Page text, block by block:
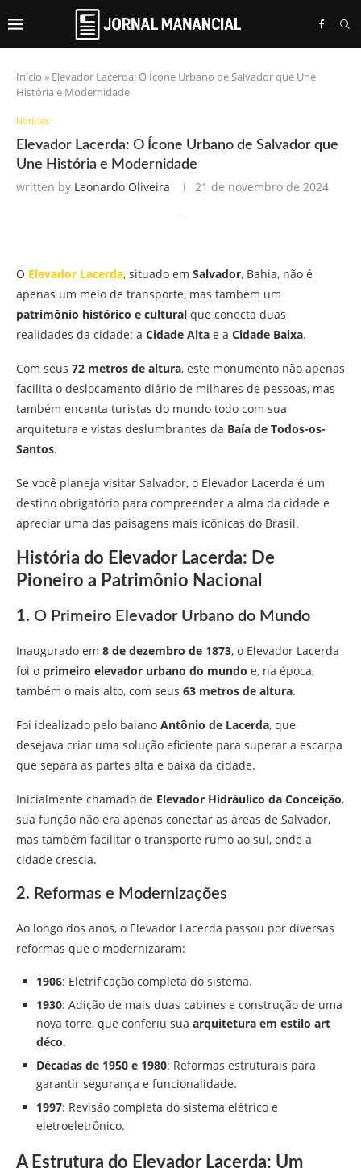
Início » Elevador Lacerda: O Ícone Urbano de Salvador que Une
História e Modernidade
Notícias
Elevador Lacerda: O Ícone Urbano de Salvador que
Une História e Modernidade
written by Leonardo Oliveira 21 de novembro de 2024
O Elevador Lacerda, situado em Salvador, Bahia, não é
apenas um meio de transporte, mas também um
patrimônio histórico e cultural que conecta duas
realidades da cidade: a Cidade Alta e a Cidade Baixa.
Com seus 72 metros de altura, este monumento não apenas
facilita o deslocamento diário de milhares de pessoas, mas
também encanta turistas do mundo todo com sua
arquitetura e vistas deslumbrantes da Baía de Todos-os-
Santos.
Se você planeja visitar Salvador, o Elevador Lacerda é um
destino obrigatório para compreender a alma da cidade e
apreciar uma das paisagens mais icônicas do Brasil.
História do Elevador Lacerda: De
Pioneiro a Patrimônio Nacional
1. O Primeiro Elevador Urbano do Mundo
Inaugurado em 8 de dezembro de 1873, o Elevador Lacerda
foi o primeiro elevador urbano do mundo e, na época,
também o mais alto, com seus 63 metros de altura.
Foi idealizado pelo baiano Antônio de Lacerda, que
desejava criar uma solução eficiente para superar a escarpa
que separa as partes alta e baixa da cidade.
Inicialmente chamado de Elevador Hidráulico da Conceição,
sua função não era apenas conectar as áreas de Salvador,
mas também facilitar o transporte rumo ao sul, onde a
cidade crescia.
2. Reformas e Modernizações
Ao longo dos anos, o Elevador Lacerda passou por diversas
reformas que o modernizaram:
1906: Eletrificação completa do sistema.
1930: Adição de mais duas cabines e construção de uma
nova torre, que conferiu sua arquitetura em estilo art
déco.
Décadas de 1950 e 1980: Reformas estruturais para
garantir segurança e funcionalidade.
1997: Revisão completa do sistema elétrico e
eletroeletrônico.
A Estrutura do Elevador Lacerda: Um